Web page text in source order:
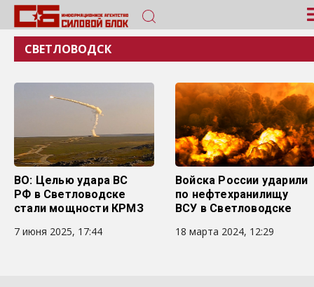
СВЕТЛОВОДСК
ВО: Целью удара ВС
РФ в Светловодске
стали мощности КРМЗ
7 июня 2025, 17:44
Войска России ударили
по нефтехранилищу
ВСУ в Светловодске
18 марта 2024, 12:29